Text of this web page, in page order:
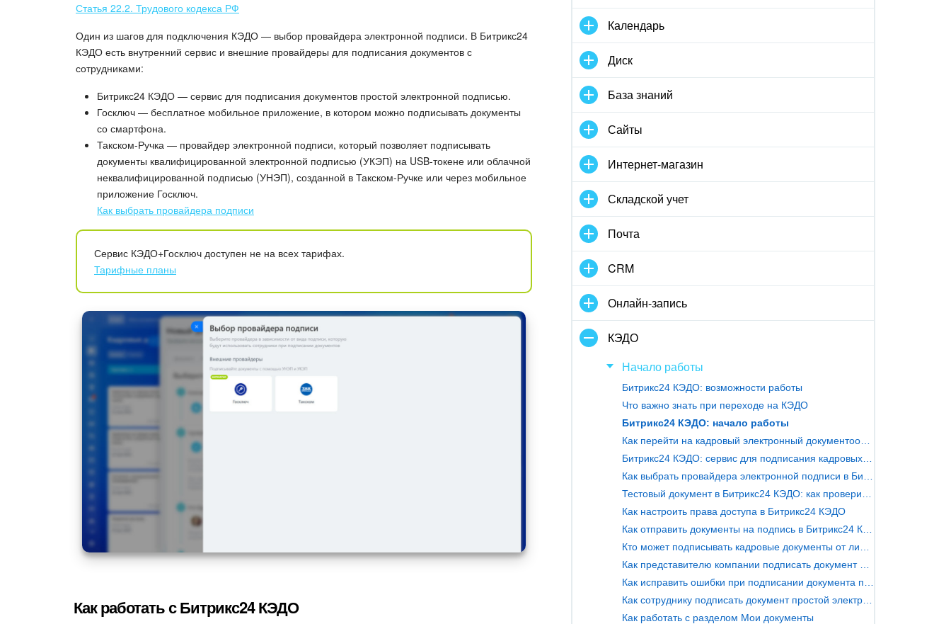
Статья 22.2. Трудового кодекса РФ
Один из шагов для подключения КЭДО — выбор провайдера электронной подписи. В Битрикс24
КЭДО есть внутренний сервис и внешние провайдеры для подписания документов с
сотрудниками:
Битрикс24 КЭДО — сервис для подписания документов простой электронной подписью.
Госключ — бесплатное мобильное приложение, в котором можно подписывать документы
со смартфона.
Такском-Ручка — провайдер электронной подписи, который позволяет подписывать
документы квалифицированной электронной подписью (УКЭП) на USB-токене или облачной
неквалифицированной подписью (УНЭП), созданной в Такском-Ручке или через мобильное
приложение Госключ.
Как выбрать провайдера подписи
Сервис КЭДО+Госключ доступен не на всех тарифах.
Тарифные планы
Как работать с Битрикс24 КЭДО
Календарь
Диск
База знаний
Сайты
Интернет-магазин
Складской учет
Почта
CRM
Онлайн-запись
КЭДО
Начало работы
Битрикс24 КЭДО: возможности работы
Что важно знать при переходе на КЭДО
Битрикс24 КЭДО: начало работы
Как настроить права доступа в Битрикс24 КЭДО
Как работать с разделом Мои документы